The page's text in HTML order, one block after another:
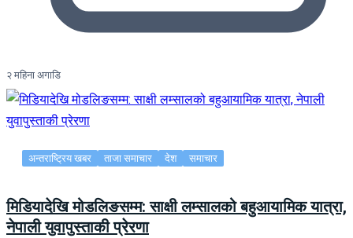
२ महिना अगाडि
अन्तराष्ट्रिय खबर ताजा समाचार देश समाचार
मिडियादेखि मोडलिङसम्म: साक्षी लम्सालको बहुआयामिक यात्रा,
नेपाली युवापुस्ताकी प्रेरणा